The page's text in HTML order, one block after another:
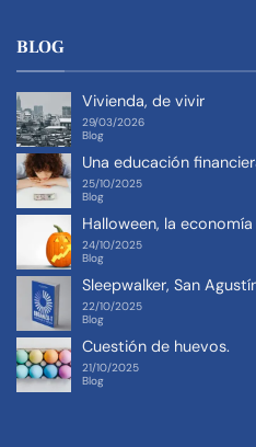
BLOG
Vivienda, de vivir
29/03/2026
Blog
Una educación
25/10/2025
Blog
Halloween, la
24/10/2025
Blog
Sleepwalker, San
22/10/2025
Blog
Cuestión de huevos.
21/10/2025
Blog